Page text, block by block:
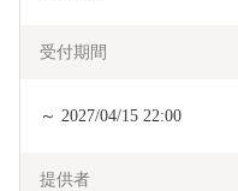
受付期間
～ 2027/04/15 22:00
提供者